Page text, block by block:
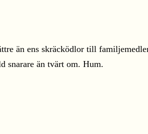
än ens skräcködlor till
snarare än tvärt om. Hum.